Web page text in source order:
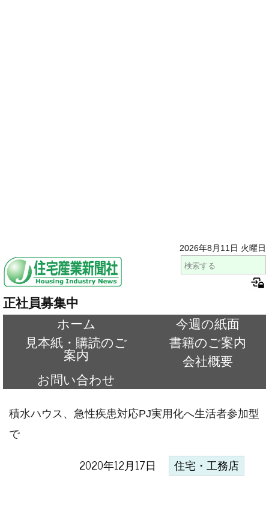
2026年8月11日 火曜日
正社員募集中
ホーム
今週の紙面
見本紙・購読のご
案内
書籍のご案内
会社概要
お問い合わせ
積水ハウス、急性疾患対応PJ実用化へ生活者参加型
で
2020年12月17日 住宅・工務店